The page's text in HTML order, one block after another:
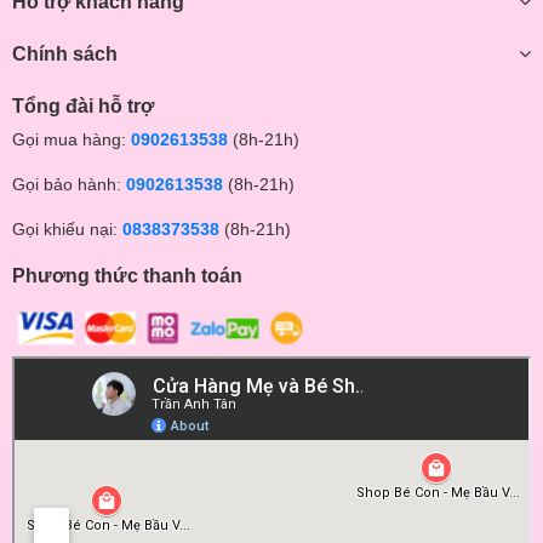
** Tham quan Fanpage của Shop tại đây:
https://www.facebook.com/beconmall
https://www.facebook.com/dososinh.shopbecon/
Nhắn tin cho shop để được báo giá tốt và theo dõi các chương
trình khuyến mãi siêu hot nhé!
Chính sách
Tổng đài hỗ trợ
Gọi mua hàng: 0902613538 (8h-21h)
Gọi bảo hành: 0902613538 (8h-21h)
Gọi khiếu nại: 0838373538 (8h-21h)
Phương thức thanh toán